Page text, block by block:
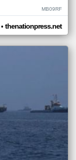
MB09RF
• thenationpress.net